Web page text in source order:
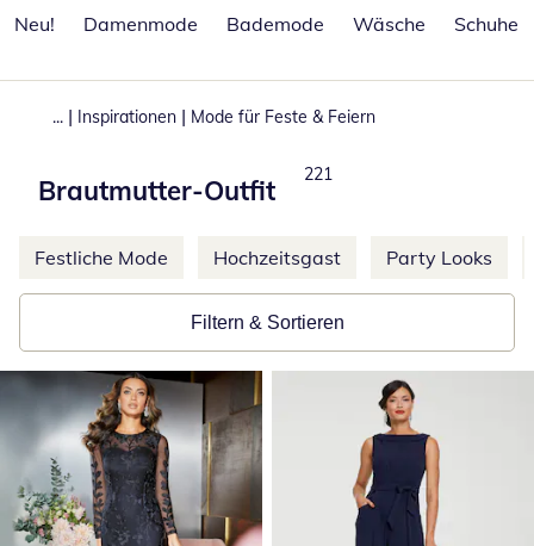
Neu!
Damenmode Bademode Wäsche Schuhe
... | Inspirationen | Mode für Feste & Feiern
Brautmutter-Outfit
Produkte
221
Weitere Kategorien überspringen
Festliche Mode Hochzeitsgast Party Looks
Filtern & Sortieren